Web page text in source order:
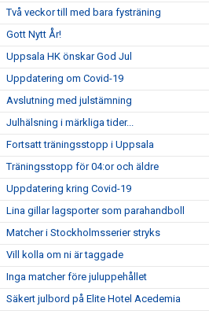
Två veckor till med bara fysträning
Gott Nytt År!
Uppsala HK önskar God Jul
Uppdatering om Covid-19
Avslutning med julstämning
Julhälsning i märkliga tider...
Fortsatt träningsstopp i Uppsala
Träningsstopp för 04:or och äldre
Uppdatering kring Covid-19
Lina gillar lagsporter som parahandboll
Matcher i Stockholmsserier stryks
Vill kolla om ni är taggade
Inga matcher före juluppehållet
Säkert julbord på Elite Hotel Acedemia